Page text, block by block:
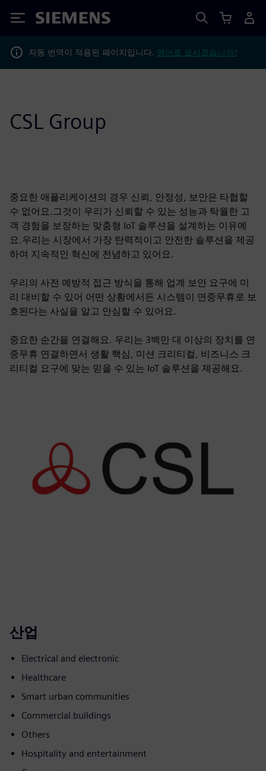
Siemens
자동 번역이 적용된 페이지입니다. 영어로 보시겠습니까?
CSL Group
중요한 애플리케이션의 경우 신뢰, 안정성, 보안은 타협할
수 없어요.그것이 우리가 신뢰할 수 있는 성능과 탁월한 고
객 경험을 보장하는 맞춤형 IoT 솔루션을 설계하는 이유예
요.우리는 시장에서 가장 탄력적이고 안전한 솔루션을 제공
하여 지속적인 혁신에 전념하고 있어요.
우리의 사전 예방적 접근 방식을 통해 업계 보안 요구에 미
리 대비할 수 있어 어떤 상황에서든 시스템이 연중무휴로 보
호된다는 사실을 알고 안심할 수 있어요.
중요한 순간을 연결해요. 우리는 3백만 대 이상의 장치를 연
중무휴 연결하면서 생활 핵심, 미션 크리티컬, 비즈니스 크
리티컬 요구에 맞는 믿을 수 있는 IoT 솔루션을 제공해요.
산업
Electrical and electronic
Healthcare
Smart urban communities
Commercial buildings
Others
Hospitality and entertainment